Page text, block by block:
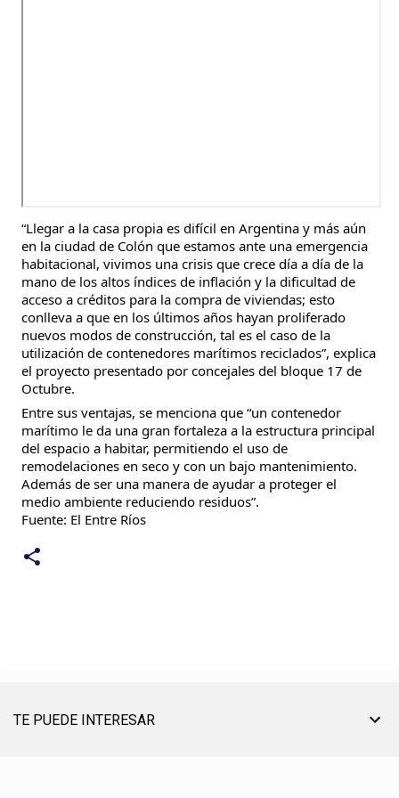
“Llegar a la casa propia es difícil en Argentina y más aún
en la ciudad de Colón que estamos ante una emergencia
habitacional, vivimos una crisis que crece día a día de la
mano de los altos índices de inflación y la dificultad de
acceso a créditos para la compra de viviendas; esto
conlleva a que en los últimos años hayan proliferado
nuevos modos de construcción, tal es el caso de la
utilización de contenedores marítimos reciclados”, explica
el proyecto presentado por concejales del bloque 17 de
Octubre.
Entre sus ventajas, se menciona que “un contenedor
marítimo le da una gran fortaleza a la estructura principal
del espacio a habitar, permitiendo el uso de
remodelaciones en seco y con un bajo mantenimiento.
Además de ser una manera de ayudar a proteger el
medio ambiente reduciendo residuos”.
Fuente: El Entre Ríos
TE PUEDE INTERESAR